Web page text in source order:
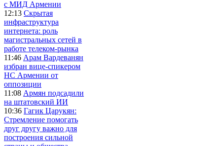
с МИД Армении
12:13 Скрытая
инфраструктура
интернета: роль
магистральных сетей в
работе телеком-рынка
11:46 Арам Вардеванян
избран вице-спикером
НС Армении от
оппозиции
11:08 Армян подсадили
на штатовский ИИ
10:36 Гагик Царукян:
Стремление помогать
друг другу важно для
построения сильной